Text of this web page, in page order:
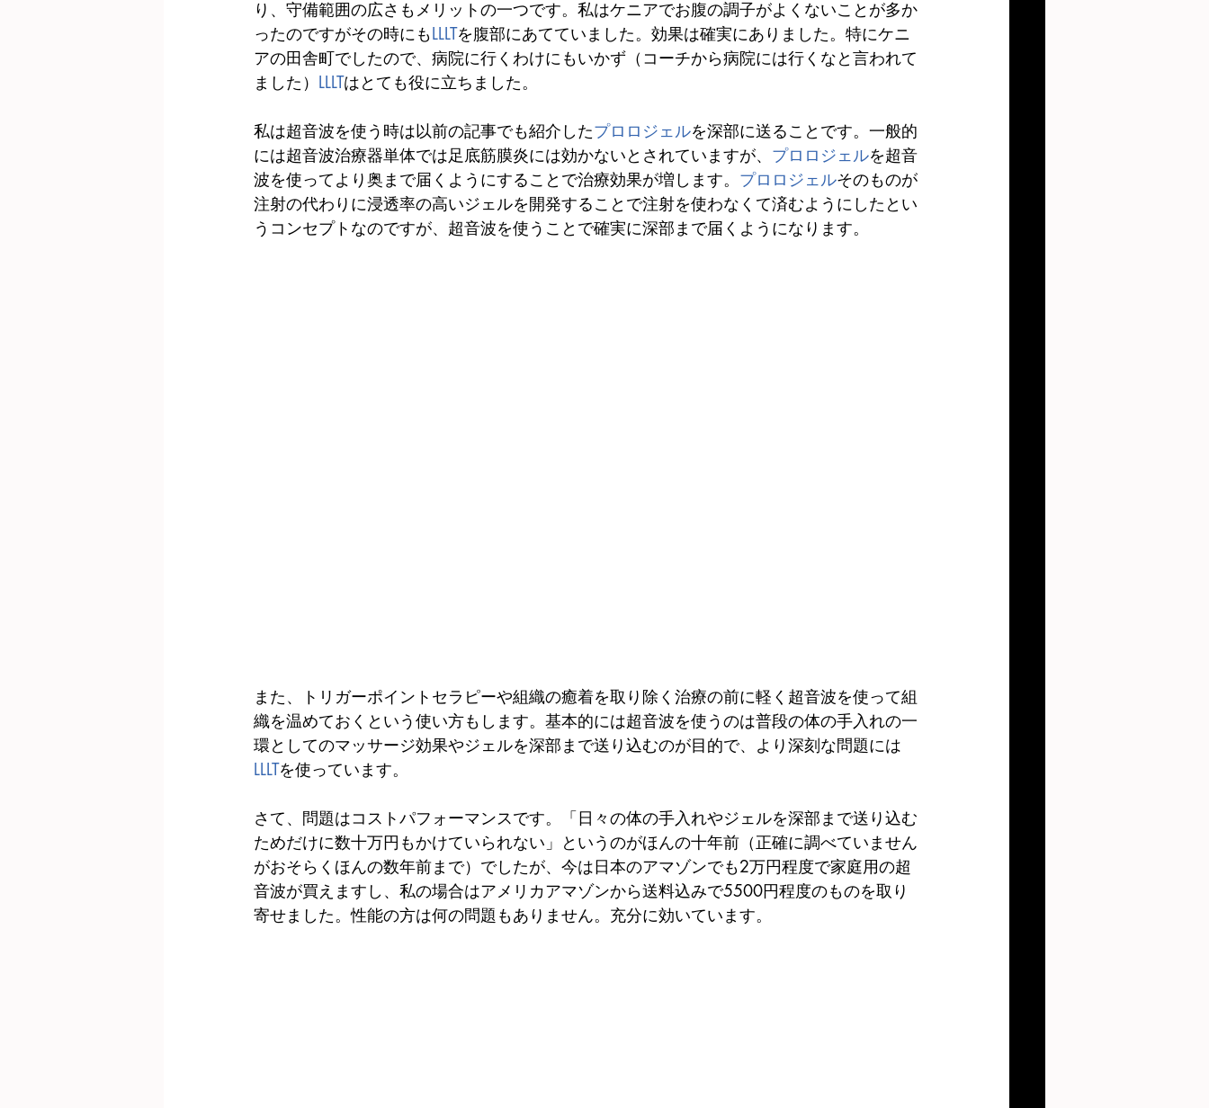
り、守備範囲の広さもメリットの一つです。私はケニアでお腹の調子がよくないことが多か
ったのですがその時にもLLLTを腹部にあてていました。効果は確実にありました。特にケニ
アの田舎町でしたので、病院に行くわけにもいかず（コーチから病院には行くなと言われて
ました） LLLTはとても役に立ちました。
私は超音波を使う時は以前の記事でも紹介したプロロジェルを深部に送ることです。一般的
には超音波治療器単体では足底筋膜炎には効かないとされていますが、 プロロジェルを超音
波を使ってより奥まで届くようにすることで治療効果が増します。 プロロジェルそのものが
注射の代わりに浸透率の高いジェルを開発することで注射を使わなくて済むようにしたとい
うコンセプトなのですが、超音波を使うことで確実に深部まで届くようになります。
また、トリガーポイントセラピーや組織の癒着を取り除く治療の前に軽く超音波を使って組
織を温めておくという使い方もします。基本的には超音波を使うのは普段の体の手入れの一
環としてのマッサージ効果やジェルを深部まで送り込むのが目的で、より深刻な問題には
LLLTを使っています。
さて、問題はコストパフォーマンスです。「日々の体の手入れやジェルを深部まで送り込む
ためだけに数十万円もかけていられない」というのがほんの十年前（正確に調べていません
がおそらくほんの数年前まで）でしたが、今は日本のアマゾンでも2万円程度で家庭用の超
音波が買えますし、私の場合はアメリカアマゾンから送料込みで5500円程度のものを取り
寄せました。性能の方は何の問題もありません。充分に効いています。